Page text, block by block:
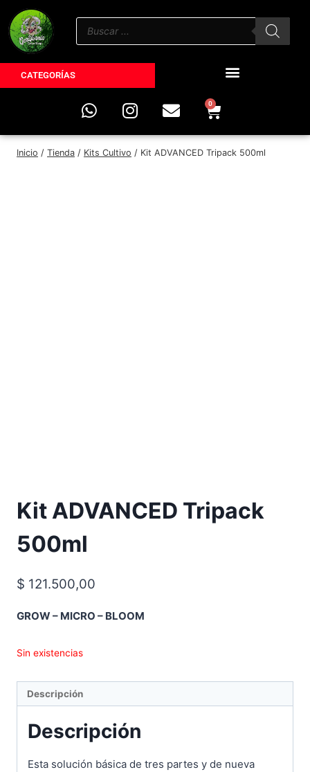
CATEGORÍAS
0
Inicio / Tienda / Kits Cultivo / Kit ADVANCED Tripack 500ml
Kit ADVANCED Tripack
500ml
$ 121.500,00
GROW – MICRO – BLOOM
Sin existencias
Descripción
Descripción
Esta solución básica de tres partes y de nueva